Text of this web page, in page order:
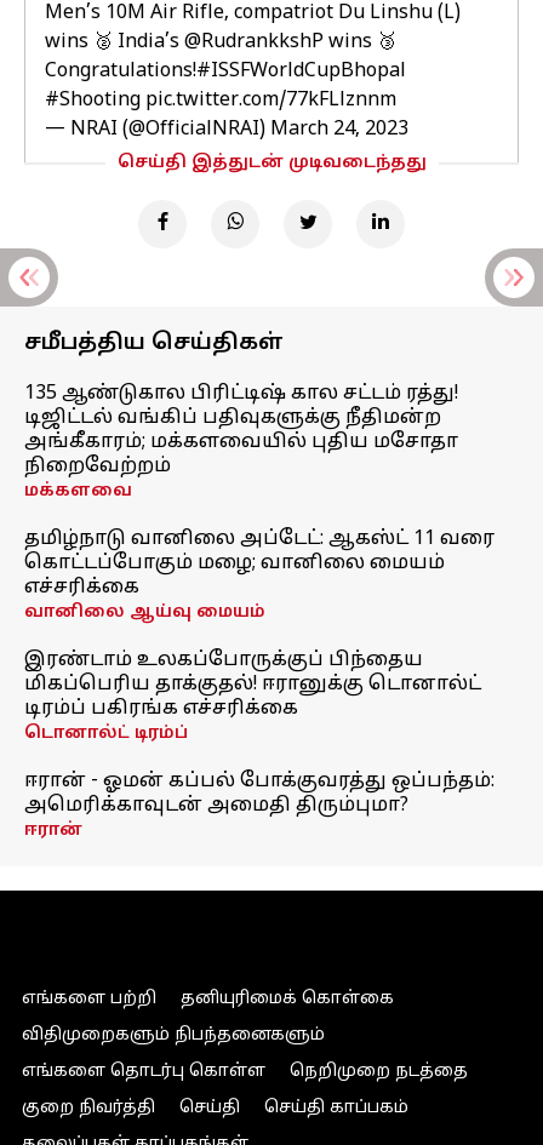
Men’s 10M Air Rifle, compatriot Du Linshu (L)
wins 🥈 India’s @RudrankkshP wins 🥉
Congratulations!#ISSFWorldCupBhopal
#Shooting pic.twitter.com/77kFLlznnm
— NRAI (@OfficialNRAI) March 24, 2023
செய்தி இத்துடன் முடிவடைந்தது
சமீபத்திய செய்திகள்
135 ஆண்டுகால பிரிட்டிஷ் கால சட்டம் ரத்து!
டிஜிட்டல் வங்கிப் பதிவுகளுக்கு நீதிமன்ற
அங்கீகாரம்; மக்களவையில் புதிய மசோதா
நிறைவேற்றம்
மக்களவை
தமிழ்நாடு வானிலை அப்டேட்: ஆகஸ்ட் 11 வரை
கொட்டப்போகும் மழை; வானிலை மையம்
எச்சரிக்கை
வானிலை ஆய்வு மையம்
இரண்டாம் உலகப்போருக்குப் பிந்தைய
மிகப்பெரிய தாக்குதல்! ஈரானுக்கு டொனால்ட்
டிரம்ப் பகிரங்க எச்சரிக்கை
டொனால்ட் டிரம்ப்
ஈரான் - ஓமன் கப்பல் போக்குவரத்து ஒப்பந்தம்:
அமெரிக்காவுடன் அமைதி திரும்புமா?
ஈரான்
எங்களை பற்றி
தனியுரிமைக் கொள்கை
விதிமுறைகளும் நிபந்தனைகளும்
எங்களை தொடர்பு கொள்ள
நெறிமுறை நடத்தை
குறை நிவர்த்தி
செய்தி
செய்தி காப்பகம்